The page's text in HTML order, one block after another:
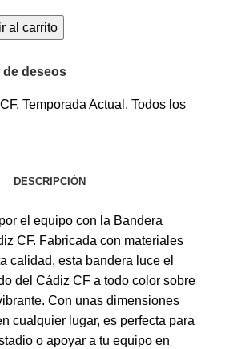
al carrito
de deseos
, Temporada Actual , Todos los
DESCRIPCIÓN
el equipo con la Bandera
CF. Fabricada con materiales
calidad, esta bandera luce el
del Cádiz CF a todo color sobre
Con unas dimensiones
cualquier lugar, es perfecta para
o apoyar a tu equipo en